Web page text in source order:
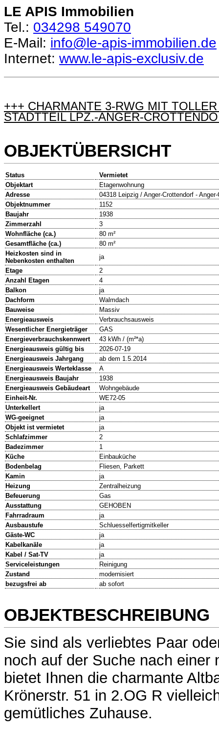
LE APIS Immobilien
Tel.: 034298 549070
E-Mail: info@le-apis-immobilien.de
Internet: www.le-apis-exclusiv.de
+++ CHARMANTE 3-RWG MIT
STADTTEIL LPZ.-ANGER-
OBJEKTÜBERSICHT
Status
Vermietet
Objektart
Etagenwohnung
Adresse
04318 Leipzig / Anger-Crottendorf -
Objektnummer
1152
Baujahr
1938
Zimmerzahl
3
Wohnfläche (ca.)
80 m²
Gesamtfläche (ca.)
80 m²
Heizkosten sind in
Nebenkosten enthalten
ja
Etage
2
Anzahl Etagen
4
Balkon
ja
Dachform
Walmdach
Bauweise
Massiv
Energieausweis
Verbrauchsausweis
Wesentlicher Energieträger
GAS
Energieverbrauchskennwert
43 kWh / (m²*a)
Energieausweis gültig bis
2026-07-19
Energieausweis Jahrgang
ab dem 1.5.2014
Energieausweis Werteklasse
A
Energieausweis Baujahr
1938
Energieausweis Gebäudeart
Wohngebäude
Einheit-Nr.
WE72-05
Unterkellert
ja
WG-geeignet
ja
Objekt ist vermietet
ja
Schlafzimmer
2
Badezimmer
1
Küche
Einbauküche
Bodenbelag
Fliesen, Parkett
Kamin
ja
Heizung
Zentralheizung
Befeuerung
Gas
Ausstattung
GEHOBEN
Fahrradraum
ja
Ausbaustufe
Schluesselfertigmitkeller
Gäste-WC
ja
Kabelkanäle
ja
Kabel / Sat-TV
ja
Serviceleistungen
Reinigung
Zustand
modernisiert
bezugsfrei ab
ab sofort
OBJEKTBESCHREIBUNG
Sie sind als verliebtes Paar
noch auf der Suche nach einer
bietet Ihnen die charmante
Krönerstr. 51 in 2.OG R
gemütliches Zuhause.